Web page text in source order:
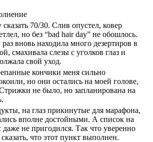
70/30. Слив опустел, ковер
но без “bad hair day” не обошлось.
вновь находила много дезертиров в
смахивала слезы с уголков глаз и
свой уход.
кончики меня сильно
но они остались на моей голове,
не было, но запланирована на
на глаз прикинутые для марафона,
вполне достойными. А список на
даже не пригодился. Так что уверенно
что этот пункт выполнен.